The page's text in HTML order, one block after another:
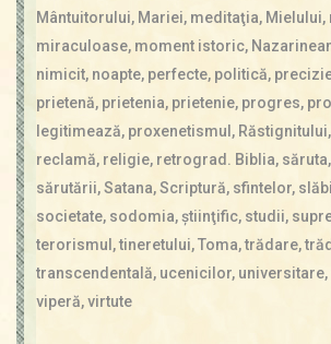
Mântuitorului, Mariei, meditaţia, Mielului,
miraculoase, moment istoric,
nimicit, noapte, perfecte, politică,
prietenă, prietenia, prietenie, progres,
legitimează, proxenetismul, Răstignitului,
reclamă, religie, retrograd. Biblia, săruta,
sărutării,Satana,Scriptură, sfintelor,
societate, sodomia,ştiinţific, studii,
terorismul,tineretului,Toma,trădare,
transcendentală, ucenicilor, universitare,
viperă,virtute